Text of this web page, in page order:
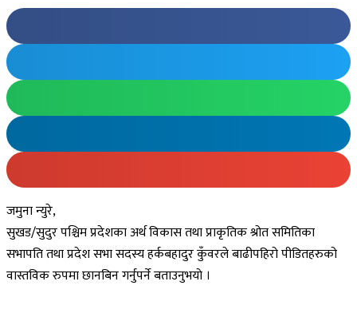
जमुना न्युरे,
सुखड/सुदुर पश्चिम प्रदेशका अर्थ विकास तथा प्राकृतिक श्रोत समितिका
सभापति तथा प्रदेश सभा सदस्य हर्कबहादुर कुँवरले बाढीपहिरो पीडितहरुको
वास्तविक रुपमा छानबिन गर्नुपर्ने बताउनुभयाे ।